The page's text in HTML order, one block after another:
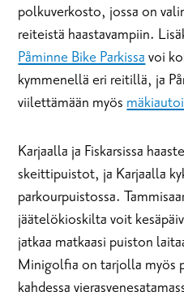
polkuverkosto, jossa on
reiteistä haastavampiin.
Påminne Bike Parkissa voi
kymmenellä eri reitillä, ja
viilettämään myös
Karjaalla ja Fiskarsissa
skeittipuistot, ja Karjaalla
parkourpuistossa.
jäätelökioskilta voit
jatkaa matkaasi puiston
Minigolfia on tarjolla myös
kahdessa